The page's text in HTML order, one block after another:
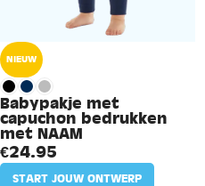
NIEUW
Babypakje met
capuchon bedrukken
met NAAM
€24.95
START JOUW ONTWERP